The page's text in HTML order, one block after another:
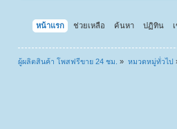
หน้าแรก ช่วยเหลือ ค้นหา ปฏิทิน
ผู้ผลิตสินค้า โพสฟรีขาย 24 ชม. » หมวดหมู่ทั่วไป